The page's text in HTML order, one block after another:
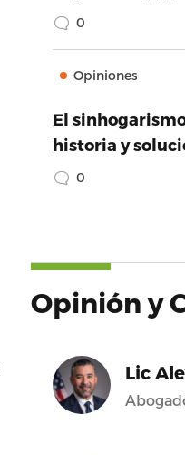
0
Opiniones
El
historia y
0
Opinión y
Lic